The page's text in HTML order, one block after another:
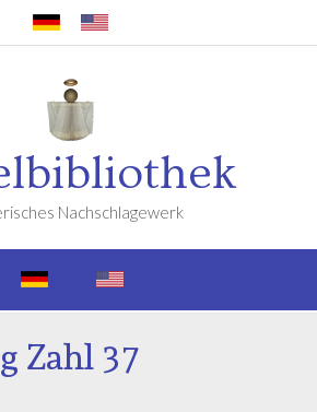
Nachschlagewerk
Zahl 37